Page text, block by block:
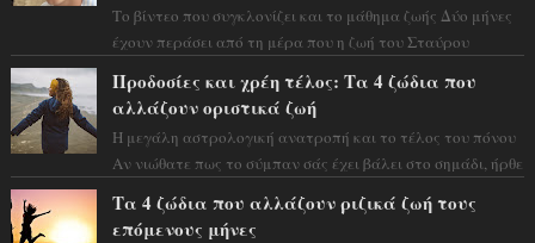
Το βίντεο που συγκλονίζει και το μάθημα ζωής Δύο μήνες
έχουν περάσει από τη μέρα που η ζωή του Σταύρου
Προδοσίες και χρέη τέλος: Τα 4 ζώδια που
αλλάζουν οριστικά ζωή
Η μεγάλη αστρολογική ανατροπή και το τέλος του πόνου
Αν νιώθατε πως το σύμπαν σάς έχει βάλει στο σημάδι, ήρθε
Τα 4 ζώδια που αλλάζουν ριζικά ζωή τους
επόμενους μήνες